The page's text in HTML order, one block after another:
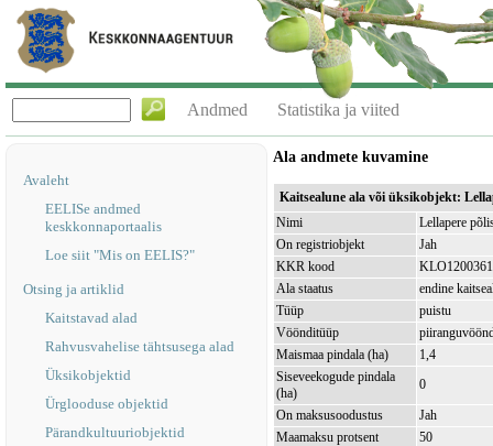
Andmed Statistika ja viited
Avaleht
EELISe andmed
keskkonnaportaalis
Loe siit "Mis on EELIS?"
Otsing ja artiklid
Kaitstavad alad
Rahvusvahelise tähtsusega alad
Üksikobjektid
Ürglooduse objektid
Pärandkultuuriobjektid
Ala andmete kuvamine
Kaitsealune ala või üksikobjekt:
Nimi
Lellapere
On registriobjekt
Jah
KKR kood
KLO1200361
Ala staatus
endine
Tüüp
puistu
Vöönditüüp
Maismaa pindala (ha)
1,4
Siseveekogude pindala
(ha)
0
On maksusoodustus
Jah
Maamaksu protsent
50